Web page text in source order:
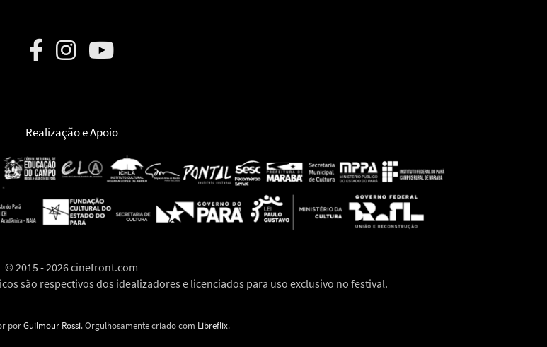
Realização e Apoio
© 2015 - 2026 cinefront.com
são respectivos dos idealizadores e licenciados para uso exclusivo no festival.
porGuilmour Rossi. Orgulhosamente criado com Libreflix.